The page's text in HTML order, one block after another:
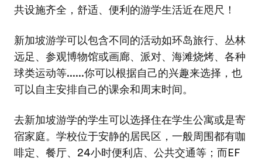
共设施齐全，舒适、便利的游学生活近在咫尺！
新加坡游学可以包含不同的活动如环岛旅行、丛林
远足、参观博物馆或画廊、派对、海滩烧烤、各种
球类运动等......你可以根据自己的兴趣来选择，也
可以自主安排自己的课余和周末时间。
去新加坡游学的学生可以选择住在学生公寓或是寄
宿家庭。学校位于安静的居民区，一般周围都有咖
啡定、餐厅、24小时便利店、公共交通等；而EF